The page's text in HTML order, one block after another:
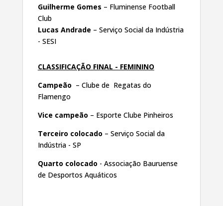
Guilherme Gomes – Fluminense Football
Club
Lucas Andrade – Serviço Social da Indústria
- SESI
CLASSIFICAÇÃO FINAL - FEMININO
Campeão – Clube de Regatas do
Flamengo
Vice campeão – Esporte Clube Pinheiros
Terceiro colocado – Serviço Social da
Indústria - SP
Quarto colocado - Associação Bauruense
de Desportos Aquáticos